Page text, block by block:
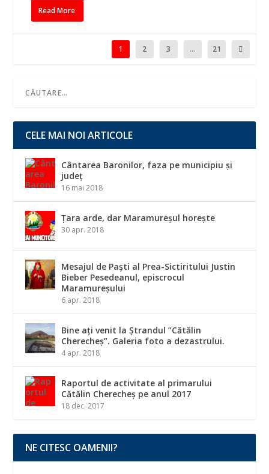
Read More
1 2 3 ... 21
CELE MAI NOI ARTICOLE
Cântarea Baronilor, faza pe municipiu și
județ
16 mai 2018
Țara arde, dar Maramureșul horește
30 apr. 2018
Mesajul de Paști al Prea-Sictiritului Justin
Bieber Pesedeanul, episcrocul
Maramureșului
6 apr. 2018
Bine ați venit la Ștrandul ”Cătălin
Cherecheș”. Galeria foto a dezastrului.
4 apr. 2018
Raportul de activitate al primarului
Cătălin Cherecheș pe anul 2017
18 dec. 2017
NE CITESC OAMENII?